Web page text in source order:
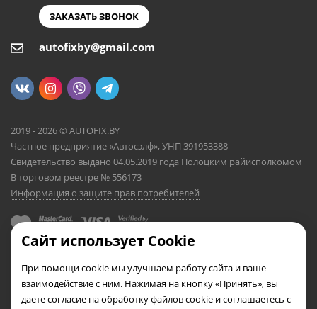
ЗАКАЗАТЬ ЗВОНОК
autofixby@gmail.com
2019 - 2026 © AUTOFIX.BY
Частное предприятие «Автосэлф», УНП 391953388
Свидетельство выдано 04.05.2019 года Полоцким райисполкомом
В торговом реестре № 556173
Информация о защите прав потребителей
Сайт использует Cookie
При помощи cookie мы улучшаем работу сайта и ваше
взаимодействие с ним. Нажимая на кнопку «Принять», вы
даете согласие на обработку файлов cookie и соглашаетесь с